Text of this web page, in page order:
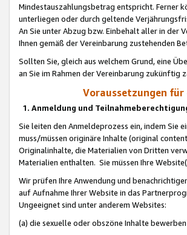
Mindestauszahlungsbetrag entspricht. Ferner
unterliegen oder durch geltende
An Sie unter Abzug bzw. Einbehalt aller in der
Ihnen gemäß der Vereinbarung zustehenden
Sollten Sie, gleich aus welchem Grund, eine
an Sie im Rahmen der Vereinbarung zukünftig
Voraussetzungen für
1. Anmeldung und
Sie leiten den Anmeldeprozess ein, indem Sie
muss/müssen originäre Inhalte (original
Originalinhalte, die Materialien von Dritten
Materialien enthalten. Sie müssen Ihre
Wir prüfen Ihre Anwendung und
auf Aufnahme Ihrer Website in das
Ungeeignet sind unter anderem Websites:
(a) die sexuelle oder obszöne Inhalte